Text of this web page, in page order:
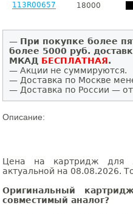
113R00657 18000
— При покупке более
более 5000 руб.
МКАД БЕСПЛАТНАЯ.
— Акции не суммируются.
— Доставка по Москве
— Доставка по России —
Описание:
Цена на картридж для
актуальной на 08.08.2026.
Оригинальный
совместимый аналог?